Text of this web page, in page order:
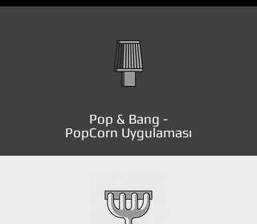
Pop & Bang -
PopCorn Uygulaması